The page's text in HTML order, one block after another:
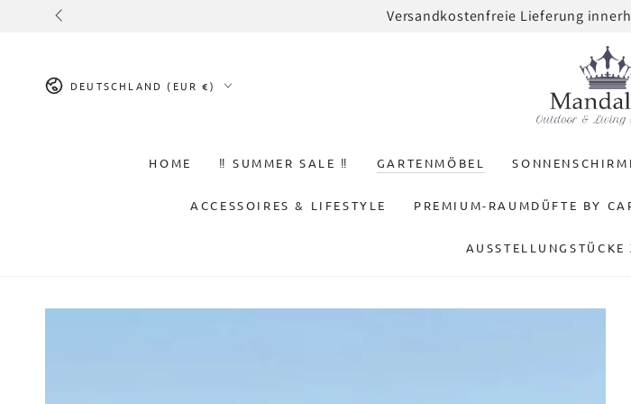
ZUM INHALT
SPRINGEN
Versandkostenfreie Lieferung
Land/Region
DEUTSCHLAND (EUR €)
HOME ‼️ SUMMER SALE ‼️ GARTENMÖBEL
ACCESSOIRES & LIFESTYLE PREMIUM-RAUMDÜFTE BY